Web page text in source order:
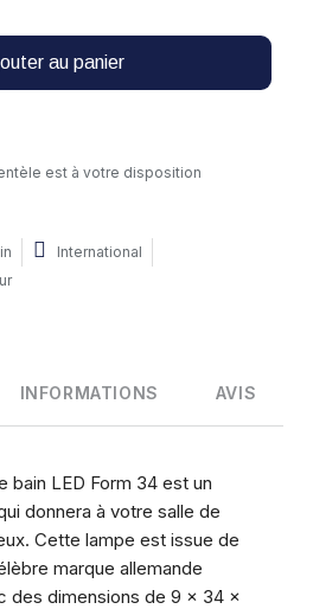
au panier
est à votre disposition
International
INFORMATIONS AVIS
bain LED Form 34 est un
donnera à votre salle de
Cette lampe est issue de
marque allemande
des dimensions de 9 x 34 x